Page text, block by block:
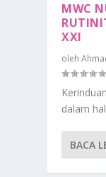
MWC
XXI
oleh
dalam
BACA